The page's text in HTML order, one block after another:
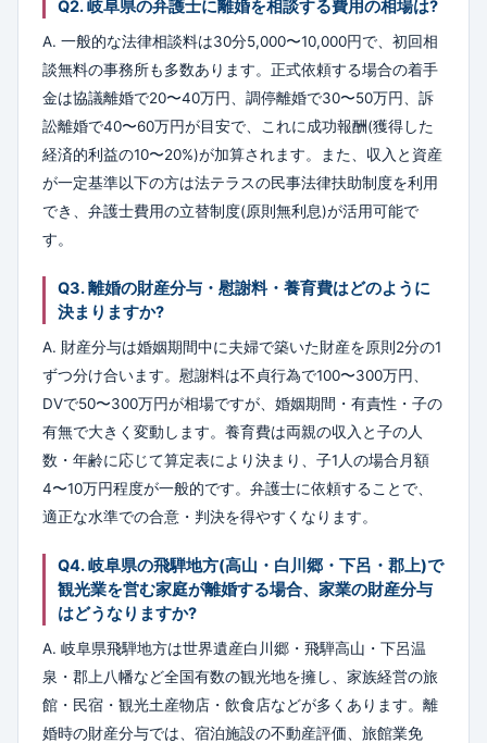
Q2. 岐阜県の弁護士に離婚を相談する費用の相場は?
A. 一般的な法律相談料は30分5,000〜10,000円で、初回相
談無料の事務所も多数あります。正式依頼する場合の着手
金は協議離婚で20〜40万円、調停離婚で30〜50万円、訴
訟離婚で40〜60万円が目安で、これに成功報酬(獲得した
経済的利益の10〜20%)が加算されます。また、収入と資産
が一定基準以下の方は法テラスの民事法律扶助制度を利用
でき、弁護士費用の立替制度(原則無利息)が活用可能で
す。
Q3. 離婚の財産分与・慰謝料・養育費はどのように
決まりますか?
A. 財産分与は婚姻期間中に夫婦で築いた財産を原則2分の1
ずつ分け合います。慰謝料は不貞行為で100〜300万円、
DVで50〜300万円が相場ですが、婚姻期間・有責性・子の
有無で大きく変動します。養育費は両親の収入と子の人
数・年齢に応じて算定表により決まり、子1人の場合月額
4〜10万円程度が一般的です。弁護士に依頼することで、
適正な水準での合意・判決を得やすくなります。
Q4. 岐阜県の飛騨地方(高山・白川郷・下呂・郡上)で
観光業を営む家庭が離婚する場合、家業の財産分与
はどうなりますか?
A. 岐阜県飛騨地方は世界遺産白川郷・飛騨高山・下呂温
泉・郡上八幡など全国有数の観光地を擁し、家族経営の旅
館・民宿・観光土産物店・飲食店などが多くあります。離
婚時の財産分与では、宿泊施設の不動産評価、旅館業免